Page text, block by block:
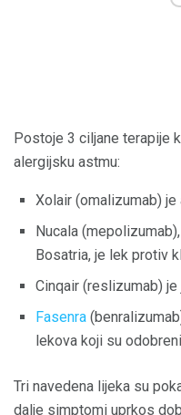
Postoje 3 ciljane terapije
alergijsku astmu:
Xolair (omalizumab)
Nucala
Bosatria, je lek protiv
Cinqair (reslizumab)
Fasenra
lekova koji su
Tri navedena lijeka su
dalje simptomi uprkos